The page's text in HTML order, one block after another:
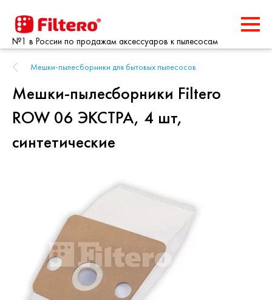
№1 в России по продажам аксессуаров к пылесосам
Мешки-пылесборники для бытовых пылесосов
Мешки-пылесборники Filtero
ROW 06 ЭКСТРА, 4 шт,
синтетические